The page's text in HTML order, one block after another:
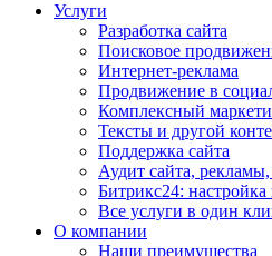
Услуги
Разработка сайта
Поисковое
Интернет-реклама
Продвижение в
Комплексный
Тексты и другой
Поддержка сайта
Аудит сайта,
Битрикс24:
Все услуги в один
О компании
Наши преимущества